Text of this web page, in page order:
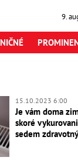
9.
15.10.2023 6:00
Je vám doma
skoré
sedem